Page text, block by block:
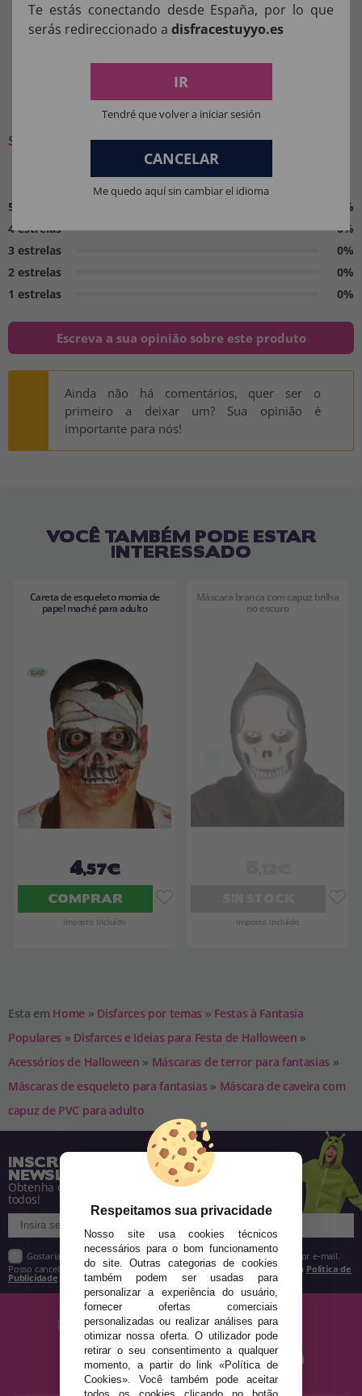
Manter longe do fogo.
O QUE OS NOSSOS CLIENTES
PENSAM:
Seja o primeiro a deixar a sua opinião
5 estrelas
0%
4 estrelas
0%
3 estrelas
0%
2 estrelas
0%
1 estrelas
0%
Escreva a sua opinião sobre este produto
Ainda não há comentários, quer ser o
primeiro a deixar um? Sua opinião é
importante para nós!
VOCÊ TAMBÉM PODE ESTAR
INTERESSADO
Careta de esqueleto momia de
papel maché para adulto
4,57€
COMPRAR
Imposto Incluído
Máscara branca com capuz brilha
no escuro
Imposto Incluído
Esta em Home » Disfarces por temas » Festas à Fantasia
Populares » Disfarces e Ideias para Festa de Halloween »
Acessórios de Halloween » Máscaras de terror para fantasias »
Máscaras de esqueleto para fantasias » Máscara de caveira com
capuz de PVC para adulto
INSCREVA-SE NA NOSSA
NEWSLETTER
Obtenha descontos e saiba de tudo antes de
todos!
Gostaria de receber descontos exclusivos, novidades e tendências por e-mail.
Posso cancelar a inscrição a qualquer momento, conforme estipulado na Política de
Publicidade
Te estás conectando desde España, por lo que
serás redireccionado a disfracestuyyo.es
IR
Tendré que volver a iniciar sesión
CANCELAR
Me quedo aquí sin cambiar el idioma
Respeitamos sua privacidade
Nosso site usa cookies técnicos
necessários para o bom funcionamento
do site. Outras categorias de cookies
também podem ser usadas para
personalizar a experiência do usuário,
fornecer ofertas comerciais
personalizadas ou realizar análises para
otimizar nossa oferta. O utilizador pode
retirar o seu consentimento a qualquer
momento, a partir do link «Política de
Cookies». Você também pode aceitar